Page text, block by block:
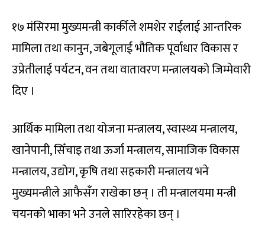
१७ मंसिरमा मुख्यमन्त्री कार्कीले शमशेर राईलाई आन्तरिक
मामिला तथा कानुन, जबेगूलाई भौतिक पूर्वाधार विकास र
उप्रेतीलाई पर्यटन, वन तथा वातावरण मन्त्रालयको जिम्मेवारी
दिए ।
आर्थिक मामिला तथा योजना मन्त्रालय, स्वास्थ्य मन्त्रालय,
खानेपानी, सिँचाइ तथा ऊर्जा मन्त्रालय, सामाजिक विकास
मन्त्रालय, उद्योग, कृषि तथा सहकारी मन्त्रालय भने
मुख्यमन्त्रीले आफैसँग राखेका छन् । ती मन्त्रालयमा मन्त्री
चयनको भाका भने उनले सारिरहेका छन् ।